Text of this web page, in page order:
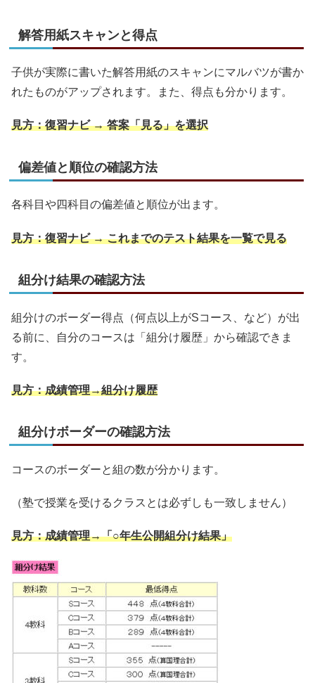
解答用紙スキャンと得点
子供が実際に書いた解答用紙のスキャンにマルバツが書か
れたものがアップされます。また、得点も分かります。
見方：復習ナビ → 答案「見る」を選択
偏差値と順位の確認方法
各科目や四科目の偏差値と順位が出ます。
見方：復習ナビ → これまでのテスト結果を一覧で見る
組分け結果の確認方法
組分けのボーダー得点（何点以上がSコース、など）が出
る前に、自分のコースは「組分け履歴」から確認できま
す。
見方：成績管理→組分け履歴
組分けボーダーの確認方法
コースのボーダーと組の数が分かります。
（塾で授業を受けるクラスとは必ずしも一致しません）
見方：成績管理→「○年生公開組分け結果」